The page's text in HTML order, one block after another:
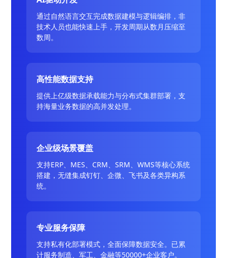
通过自然语言交互完成数据建模与逻辑编排，非
技术人员也能快速上手，开发周期从数月压缩至
数周。
高性能数据支持
提供上亿级数据承载能力与分布式集群部署，支
持海量业务数据的高并发处理。
企业级场景覆盖
支持ERP、MES、CRM、SRM、WMS等核心系统
搭建，无缝集成钉钉、企微、飞书及各类异构系
统。
专业服务保障
支持私有化部署模式，全面保障数据安全。已累
计服务制造、军工、金融等50000+企业客户。